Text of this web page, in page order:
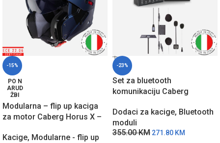
-15%
PO N
ARUD
ŽBI
Modularna – flip up kaciga
za motor Caberg Horus X –
Kacige, Modularne - flip up
-23%
Set za bluetooth
komunikaciju Caberg
Dodaci za kacige, Bluetooth
moduli
355.00KM 271.80 KM